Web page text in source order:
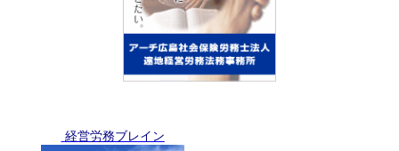
経営労務ブレイン